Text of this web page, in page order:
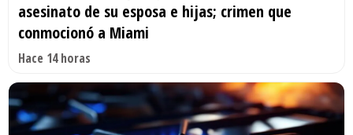
asesinato de su esposa e hijas; crimen que
conmocionó a Miami
Hace 14 horas